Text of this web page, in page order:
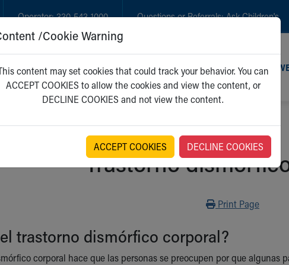
Operator:330-543-1000 Questions or Referrals:Ask Children's
GET CARE NEW PARENTS WHO
Trastorno
Print
Print Page
trastorno dismórfico corporal?
corporal hace que las personas se preocupen por que
/Cookie Warning
content may set cookies that could track your behavior. You can
ACCEPT COOKIES to allow the cookies and view the content, or
DECLINE COOKIES and not view the content.
ACCEPT COOKIES DECLINE COOKIES